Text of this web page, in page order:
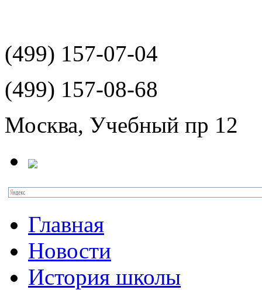
(499) 157-07-04
(499) 157-08-68
Москва, Учебный пр 12
Главная
Новости
История школы